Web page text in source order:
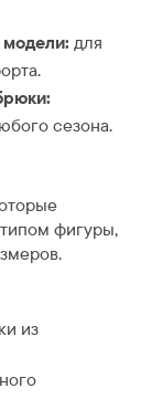
для
сезона.
фигуры,
из